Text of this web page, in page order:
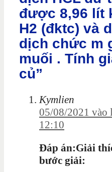
được 8,96 lít
H2 (đktc) và
dịch chức m
muối . Tính
củ”
Kymlien
05/08/2021 vào
12:10
Đáp án:Giải
bước giải: